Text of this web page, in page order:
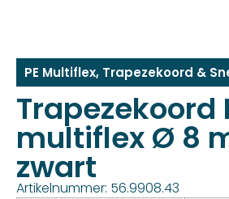
PE Multiflex, Trapezekoord &
Trapezekoord
multiflex Ø 8
zwart
Artikelnummer: 56.9908.43